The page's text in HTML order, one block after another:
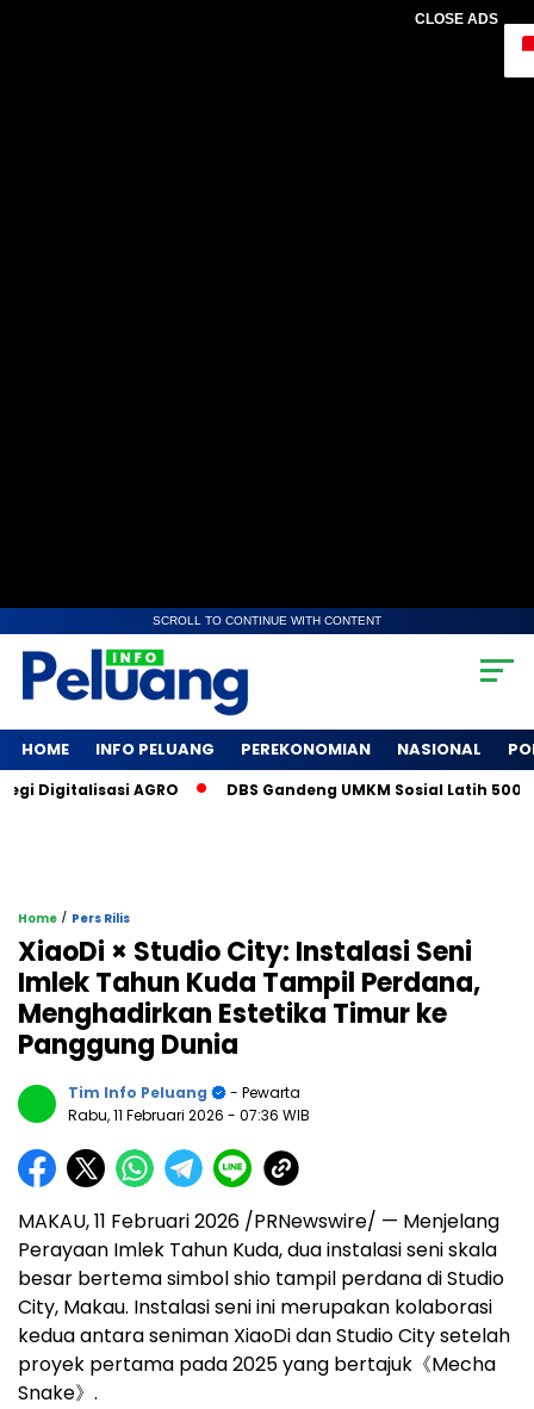
CLOSE ADS
SCROLL TO CONTINUE WITH CONTENT
HOME INFO PELUANG PEREKONOMIAN NASIONAL
AGRO DBS Gandeng UMKM Sosial Latih 500
Home / Pers Rilis
XiaoDi × Studio City: Instalasi Seni
Imlek Tahun Kuda Tampil Perdana,
Menghadirkan Estetika Timur ke
Panggung Dunia
Tim Info Peluang
- Pewarta
Rabu, 11 Februari 2026 - 07:36 WIB
MAKAU, 11 Februari 2026 /PRNewswire/ — Menjelang
Perayaan Imlek Tahun Kuda, dua instalasi seni skala
besar bertema simbol shio tampil perdana di Studio
City, Makau. Instalasi seni ini merupakan kolaborasi
kedua antara seniman XiaoDi dan Studio City setelah
proyek pertama pada 2025 yang bertajuk《Mecha
Snake》.